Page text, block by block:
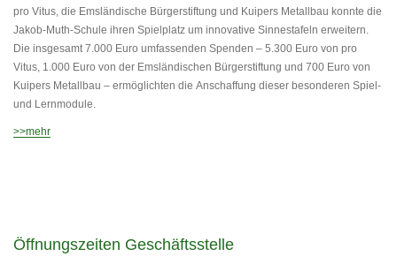
pro Vitus, die Emsländische Bürgerstiftung und Kuipers Metallbau konnte die
Jakob-Muth-Schule ihren Spielplatz um innovative Sinnestafeln erweitern.
Die insgesamt 7.000 Euro umfassenden Spenden – 5.300 Euro von pro
Vitus, 1.000 Euro von der Emsländischen Bürgerstiftung und 700 Euro von
Kuipers Metallbau – ermöglichten die Anschaffung dieser besonderen Spiel-
und Lernmodule.
>>mehr
Öffnungszeiten Geschäftsstelle